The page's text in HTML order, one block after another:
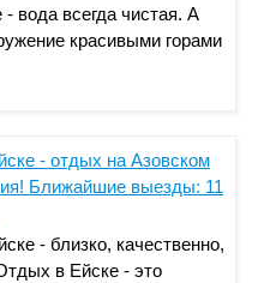
- вода всегда чистая. А
красивыми горами
выгодно отличается
- отдых на Азовском
Ближайшие выезды: 11
- близко, качественно,
в Ейске - это